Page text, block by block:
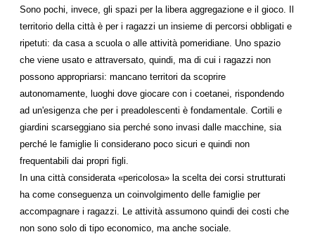
Sono pochi, invece, gli spazi per la libera aggregazione e il gioco. Il
territorio della città è per i ragazzi un insieme di percorsi obbligati e
ripetuti: da casa a scuola o alle attività pomeridiane. Uno spazio
che viene usato e attraversato, quindi, ma di cui i ragazzi non
possono appropriarsi: mancano territori da scoprire
autonomamente, luoghi dove giocare con i coetanei, rispondendo
ad un'esigenza che per i preadolescenti è fondamentale. Cortili e
giardini scarseggiano sia perché sono invasi dalle macchine, sia
perché le famiglie li considerano poco sicuri e quindi non
frequentabili dai propri figli.
In una città considerata «pericolosa» la scelta dei corsi strutturati
ha come conseguenza un coinvolgimento delle famiglie per
accompagnare i ragazzi. Le attività assumono quindi dei costi che
non sono solo di tipo economico, ma anche sociale.